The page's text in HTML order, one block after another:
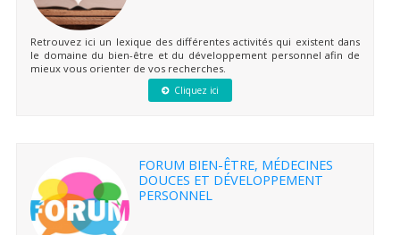
Retrouvez ici un lexique des différentes activités qui existent dans
le domaine du bien-être et du développement personnel afin de
mieux vous orienter de vos recherches.
Cliquez ici
FORUM BIEN-ÊTRE, MÉDECINES
DOUCES ET DÉVELOPPEMENT
PERSONNEL